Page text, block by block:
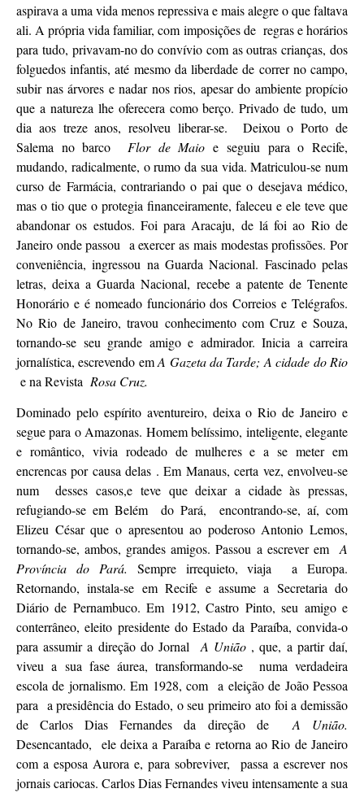
aspirava a uma vida menos repressiva e mais alegre o que faltava
ali. A própria vida familiar, com imposições de regras e horários
para tudo, privavam-no do convívio com as outras crianças, dos
folguedos infantis, até mesmo da liberdade de correr no campo,
subir nas árvores e nadar nos rios, apesar do ambiente propício
que a natureza lhe oferecera como berço. Privado de tudo, um
dia aos treze anos, resolveu liberar-se. Deixou o Porto de
Salema no barco
Flor de Maio e seguiu para o Recife,
mudando, radicalmente, o rumo da sua vida. Matriculou-se num
curso de Farmácia, contrariando o pai que o desejava médico,
mas o tio que o protegia financeiramente, faleceu e ele teve que
abandonar os estudos. Foi para Aracaju, de lá foi ao Rio de
Janeiro onde passou a exercer as mais modestas profissões. Por
conveniência, ingressou na Guarda Nacional. Fascinado pelas
letras, deixa a Guarda Nacional, recebe a patente de Tenente
Honorário e é nomeado funcionário dos Correios e Telégrafos.
No Rio de Janeiro, travou conhecimento com Cruz e Souza,
tornando-se seu grande amigo e admirador. Inicia a carreira
jornalística, escrevendo emA Gazeta da Tarde; A cidade do Rio
e na Revista Rosa Cruz.
Dominado pelo espírito aventureiro, deixa o Rio de Janeiro e
segue para o Amazonas. Homem belíssimo, inteligente, elegante
e romântico, vivia rodeado de mulheres e a se meter em
encrencas por causa delas . Em Manaus, certa vez, envolveu-se
num desses casos,e teve que deixar a cidade às pressas,
refugiando-se em Belém do Pará, encontrando-se, aí, com
Elizeu César que o apresentou ao poderoso Antonio Lemos,
tornando-se, ambos, grandes amigos. Passou a escrever em A
Província do Pará. Sempre irrequieto, viaja a Europa.
Retornando, instala-se em Recife e assume a Secretaria do
Diário de Pernambuco. Em 1912, Castro Pinto, seu amigo e
conterrâneo, eleito presidente do Estado da Paraíba, convida-o
para assumir a direção do Jornal
A União, que, a partir daí,
viveu a sua fase áurea, transformando-se numa verdadeira
escola de jornalismo. Em 1928, com a eleição de João Pessoa
para a presidência do Estado, o seu primeiro ato foi a demissão
de Carlos Dias Fernandes da direção de
A União.
Desencantado, ele deixa a Paraíba e retorna ao Rio de Janeiro
com a esposa Aurora e, para sobreviver, passa a escrever nos
jornais cariocas. Carlos Dias Fernandes viveu intensamente a sua